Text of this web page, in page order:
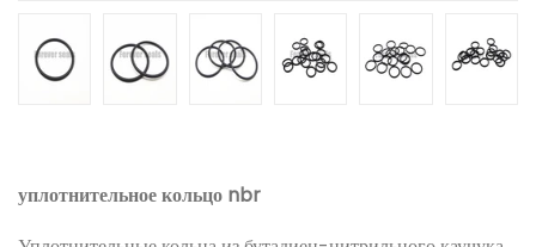
уплотнительное кольцо nbr